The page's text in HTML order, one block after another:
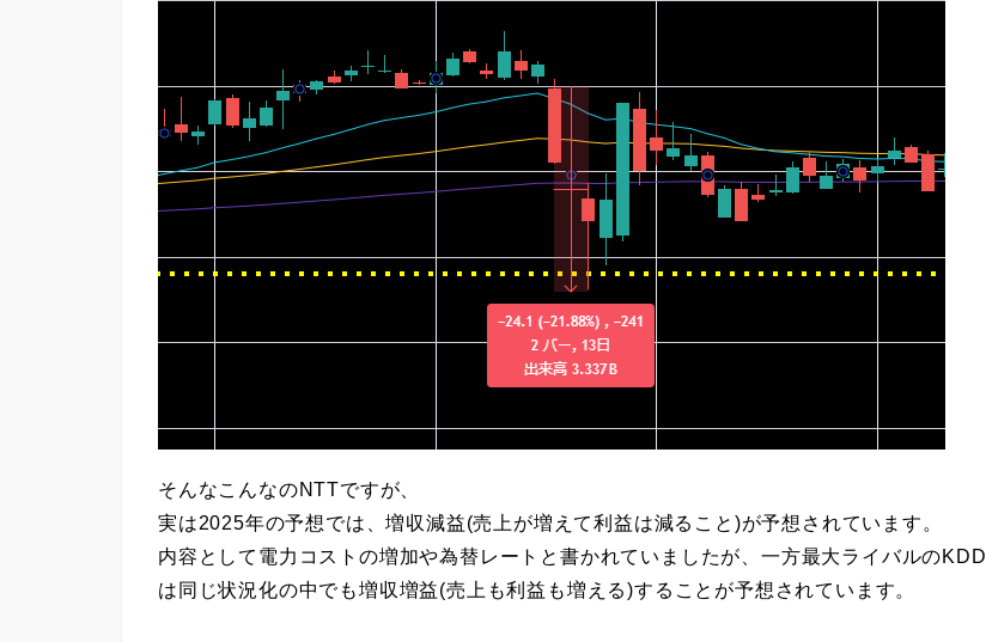
そんなこんなのNTTですが、
実は2025年の予想では、増収減益(売上が増えて利益は減ること)が予想されています。
内容として電力コストの増加や為替レートと書かれていましたが、一方最大ライバルのKDDI
は同じ状況化の中でも増収増益(売上も利益も増える)することが予想されています。